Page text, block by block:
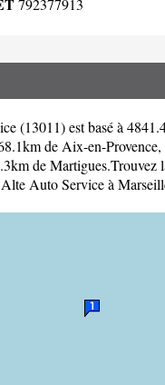
792377913
(13011) est basé à
de Aix-en-
de Martigues.Trouvez
Auto Service à